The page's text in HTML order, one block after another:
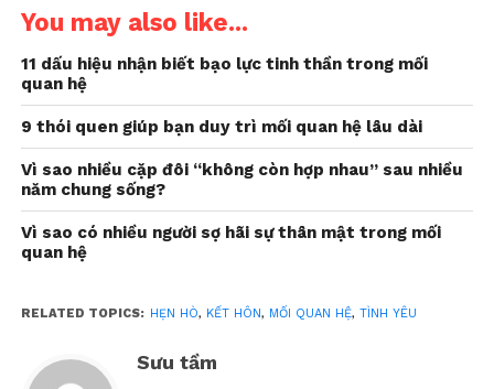
nay. Chúng ta đi thật chậm. Thường thì người ta
hẹn hò không ràng buộc trong sáu tháng, rồi quyết
định chỉ gặp riêng nhau thêm một năm rưỡi, sau
đó có thể dọn về sống chung và tiếp tục “thử xem
sao” bốn hay năm năm nữa, trước khi hoặc là cuối
cùng đính hôn, hoặc là phát hiện rằng rốt cuộc hai
người không thật sự hợp, có lẽ chỉ vì khác nhau đôi
chút về chính trị, hay bất đồng trong chuyện bày
biện nhà cửa, hoặc gu giải trí.
hay sự cam kết
Ở trung tâm của sự khác biệt giữa thái độ tiền hiện
You may also like...
11 dấu hiệu nhận biết bạo lực tinh thần trong mối
quan hệ
9 thói quen giúp bạn duy trì mối quan hệ lâu dài
Vì sao nhiều cặp đôi “không còn hợp nhau” sau nhiều
năm chung sống?
Vì sao có nhiều người sợ hãi sự thân mật trong mối
quan hệ
RELATED TOPICS: HẸN HÒ, KẾT HÔN, MỐI QUAN HỆ, TÌNH YÊU
Sưu tầm